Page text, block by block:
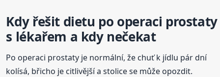
Kdy řešit dietu po operaci prostaty
s lékařem a kdy nečekat
Po operaci prostaty je normální, že chuť k jídlu pár dní
kolísá, břicho je citlivější a stolice se může opozdit.